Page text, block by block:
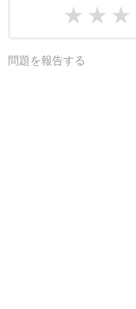
★ ★ ★
問題を報告する